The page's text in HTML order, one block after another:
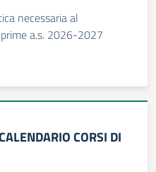
necessaria al
a.s. 2026-2027
CORSI DI